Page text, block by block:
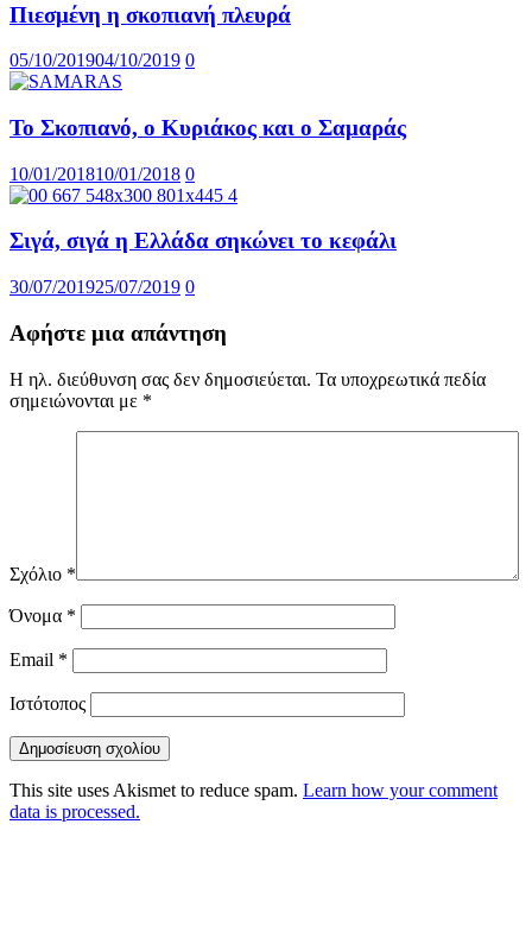
Πιεσμένη η σκοπιανή πλευρά
05/10/201904/10/2019 0
Το Σκοπιανό, ο Κυριάκος και ο Σαμαράς
10/01/201810/01/2018 0
Σιγά, σιγά η Ελλάδα σηκώνει το κεφάλι
30/07/201925/07/2019 0
Αφήστε μια απάντηση
Η ηλ. διεύθυνση σας δεν δημοσιεύεται. Τα υποχρεωτικά πεδία
σημειώνονται με *
Σχόλιο *
Όνομα *
Email *
Ιστότοπος
This site uses Akismet to reduce spam. Learn how your comment
data is processed.